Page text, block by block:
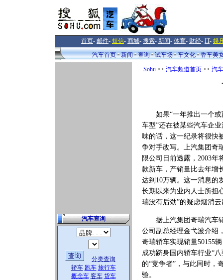
首页- 邮件- 短信- 商城- 搜索- 新闻- 体育- 财经- IT- 娱
汽车首页
新闻 查询 试车场 车文化 香车美
汽车查询
分类查询
轿车 跑车 旅行车
概念车 客车 货车
Sohu>> 汽车频道首页>> 汽
如果“一年推出一个或
车型”还在被某些汽车企
味的话，这一纪录将很快
争对手改写。上汽集团奇
限公司日前透露，2003年
款新车，产销量比去年增
达到10万辆。这一消息的
长期以来为业内人士所担
瑞没有后劲”的疑虑烟消云
据上汽集团奇瑞汽车
公司副总经理金弋波介绍
奇瑞轿车实现销量50155
成功跻身国内轿车行业“
的“竞争者”，与此同时，
验。